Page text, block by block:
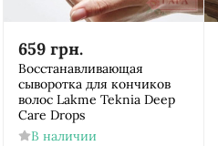
659 грн.
Восстанавливающая
сыворотка для кончиков
волос Lakme Teknia Deep
Care Drops
В наличии